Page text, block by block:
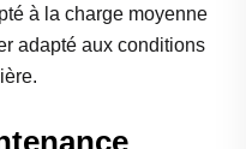
à la charge moyenne
adapté aux conditions